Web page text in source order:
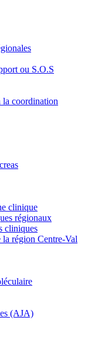
ou S.O.S
coordination
clinique
régionaux
cliniques
région Centre-Val
(AJA)